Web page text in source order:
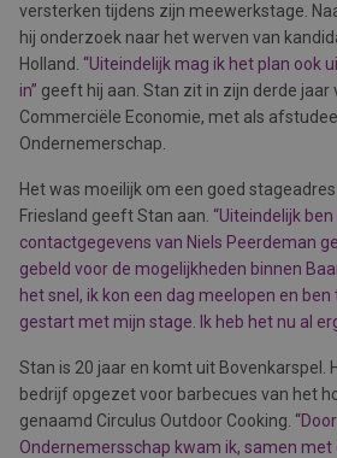
versterken tijdens zijn meewerkstage.
hij onderzoek naar het werven van
Holland. “Uiteindelijk mag ik het plan ook
in” geeft hij aan. Stan zit in zijn derde jaar
Commerciële Economie, met als
Ondernemerschap.
Het was moeilijk om een goed
Friesland geeft Stan aan . “Uiteindelijk
contactgegevens van Niels Peerdeman
gebeld voor de mogelijkheden binnen
het snel, ik kon een dag meelopen en
gestart met mijn stage. Ik heb het nu al
Stan is 20 jaar en komt uit Bovenkarspel.
bedrijf opgezet voor barbecues van het
genaamd Circulus Outdoor Cooking. “
Ondernemersschap kwam ik, samen